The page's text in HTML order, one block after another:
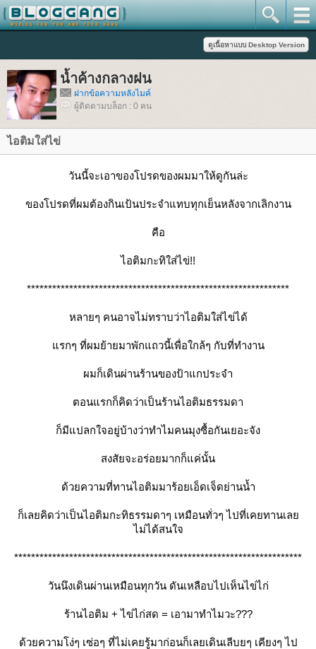
น้ำค้างกลางฝน
ฝากข้อความหลังไมค์
ผู้ติดตามบล็อก : 0 คน
ไอติมใส่ไข่
วันนี้จะเอาของโปรดของผมมาให้ดูกันล่ะ
ของโปรดที่ผมต้องกินเป้นประจำแทบทุกเย็นหลังจากเลิกงาน
คือ
ไอติมกะทิใส่ไข่!!
**************************************************************
หลายๆ คนอาจไม่ทราบว่าไอติมใส่ไข่ได้
รกๆ ที่ผมย้ายมาพักแถวนี้เพื่อใกล้ๆ กับที่ทำงาน
ผมก็เดินผ่านร้านของป้าแกประจำ
ตอนแรกก็คิดว่าเป็นร้านไอติมธรรมดา
ก็มีแปลกใจอยู่บ้างว่าทำไมคนมุงซื้อกันเยอะจัง
สงสัยจะอร่อยมากก็แค่นั้น
ด้วยความที่ทานไอติมมาร้อยเอ็ดเจ็ดย่านน้ำ
ก็เลยคิดว่าเป็นไอติมกะทิธรรมดาๆ เหมือนทั่วๆ ไปที่เคยทานเล
ไม่ได้สนใจ
********************************************************************
วันนึงเดินผ่านเหมือนทุกวัน ดันเหลือบไปเห็นไข่ไก่
ร้านไอติม + ไข่ไก่สด = เอามาทำไมวะ???
ด้วยความโง่ๆ เซ่อๆ ที่ไม่เคยรู้มาก่อนก็เลยเดินเลีบยๆ เคียงๆ ไป